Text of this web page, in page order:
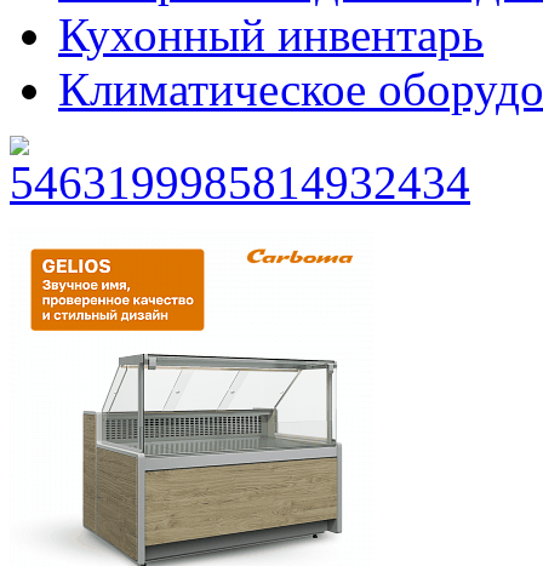
Кухонный инвентарь
Климатическое